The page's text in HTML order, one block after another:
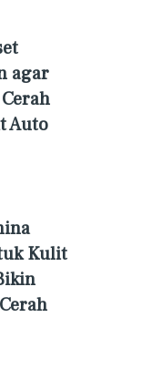
agar
Auto
Kulit